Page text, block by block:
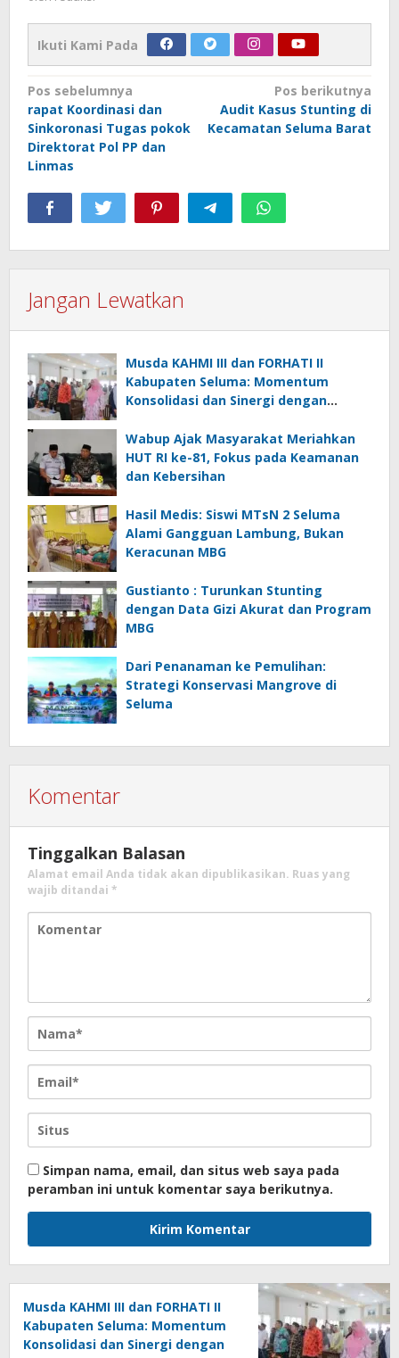
Ikuti Kami Pada
Navigasi
pos
Pos sebelumnya
rapat Koordinasi dan
Sinkoronasi Tugas pokok
Direktorat Pol PP dan
Linmas
Pos berikutnya
Audit Kasus Stunting di
Kecamatan Seluma Barat
Jangan Lewatkan
Musda KAHMI III dan FORHATI II
Kabupaten Seluma: Momentum
Konsolidasi dan Sinergi dengan
Wabup Ajak Masyarakat Meriahkan
HUT RI ke-81, Fokus pada Keamanan
dan Kebersihan
Hasil Medis: Siswi MTsN 2 Seluma
Alami Gangguan Lambung, Bukan
Keracunan MBG
Gustianto : Turunkan Stunting
dengan Data Gizi Akurat dan Program
MBG
Dari Penanaman ke Pemulihan:
Strategi Konservasi Mangrove di
Seluma
Komentar
Tinggalkan Balasan
Alamat email Anda tidak akan dipublikasikan. Ruas yang
wajib ditandai *
Simpan nama, email, dan situs web saya pada
peramban ini untuk komentar saya berikutnya.
Musda KAHMI III dan FORHATI II
Kabupaten Seluma: Momentum
Konsolidasi dan Sinergi dengan